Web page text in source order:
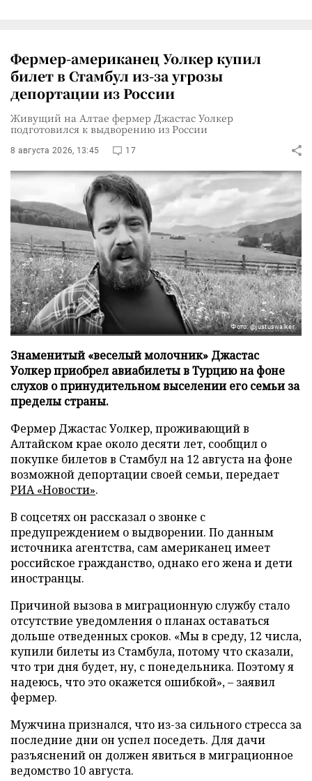
Фермер-американец Уолкер купил
билет в Стамбул из-за угрозы
депортации из России
Живущий на Алтае фермер Джастас Уолкер
подготовился к выдворению из России
8 августа 2026, 13:45 17
Фото: @justuswalker
Знаменитый «веселый молочник» Джастас
Уолкер приобрел авиабилеты в Турцию на фоне
слухов о принудительном выселении его семьи за
пределы страны.
Фермер Джастас Уолкер, проживающий в
Алтайском крае около десяти лет, сообщил о
покупке билетов в Стамбул на 12 августа на фоне
возможной депортации своей семьи, передает
РИА «Новости».
В соцсетях он рассказал о звонке с
предупреждением о выдворении. По данным
источника агентства, сам американец имеет
российское гражданство, однако его жена и дети
иностранцы.
Причиной вызова в миграционную службу стало
отсутствие уведомления о планах оставаться
дольше отведенных сроков. «Мы в среду, 12 числа,
купили билеты из Стамбула, потому что сказали,
что три дня будет, ну, с понедельника. Поэтому я
надеюсь, что это окажется ошибкой», – заявил
фермер.
Мужчина признался, что из-за сильного стресса за
последние дни он успел поседеть. Для дачи
разъяснений он должен явиться в миграционное
ведомство 10 августа.